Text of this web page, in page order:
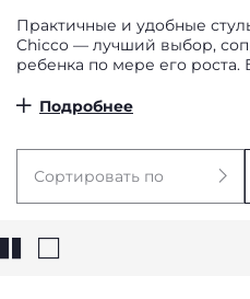
Практичные и удобные
Chicco — лучший выбор,
ребенка по мере его роста.
мамой и папой. Даже вне
Подробнее
Сортировать по